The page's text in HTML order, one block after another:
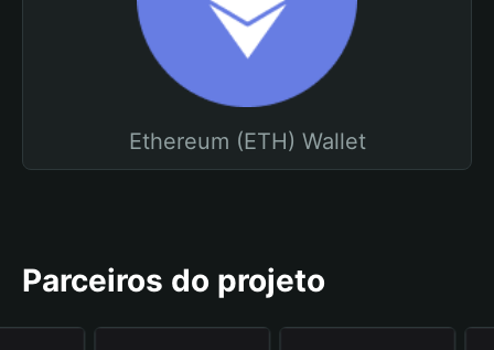
Ethereum (ETH) Wallet
Parceiros do projeto